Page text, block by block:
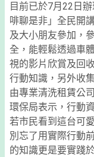
目前已於7月22日
啡聊是非」全民開
及大小朋友參加，
全，能輕鬆透過車
視的影片欣賞及回
行動知識，另外收
由專業清洗租賃公
環保局表示，行動
若市民看到這台可
別忘了用實際行動
的知識更是要實踐